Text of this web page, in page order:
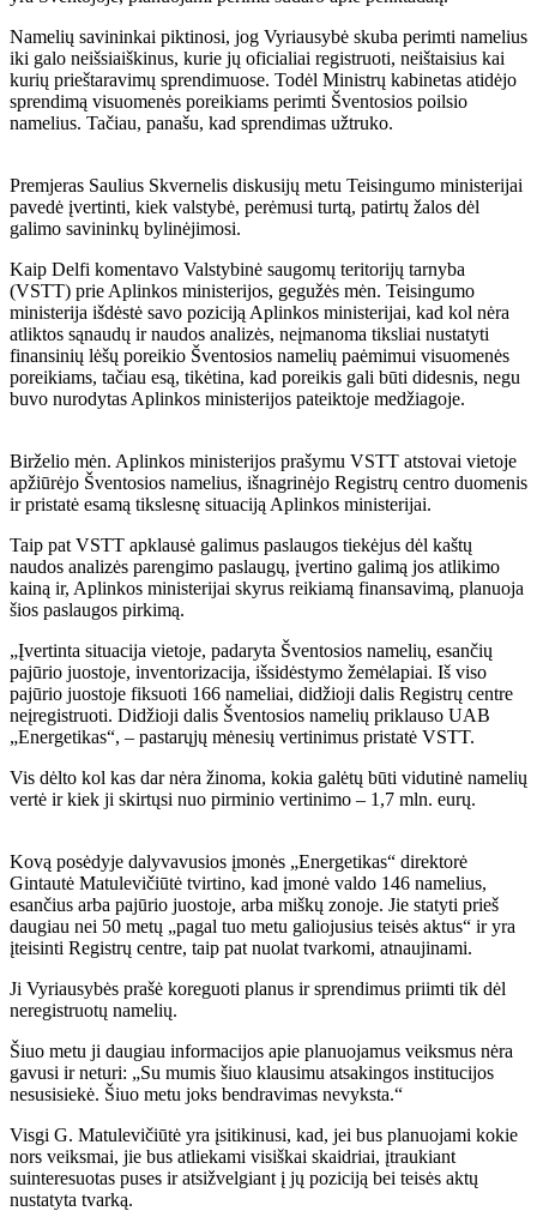
Namelių savininkai piktinosi, jog Vyriausybė skuba perimti namelius
iki galo neišsiaiškinus, kurie jų oficialiai registruoti, neištaisius kai
kurių prieštaravimų sprendimuose. Todėl Ministrų kabinetas atidėjo
sprendimą visuomenės poreikiams perimti Šventosios poilsio
namelius. Tačiau, panašu, kad sprendimas užtruko.
Premjeras Saulius Skvernelis diskusijų metu Teisingumo ministerijai
pavedė įvertinti, kiek valstybė, perėmusi turtą, patirtų žalos dėl
galimo savininkų bylinėjimosi.
Kaip Delfi komentavo Valstybinė saugomų teritorijų tarnyba
(VSTT) prie Aplinkos ministerijos, gegužės mėn. Teisingumo
ministerija išdėstė savo poziciją Aplinkos ministerijai, kad kol nėra
atliktos sąnaudų ir naudos analizės, neįmanoma tiksliai nustatyti
finansinių lėšų poreikio Šventosios namelių paėmimui visuomenės
poreikiams, tačiau esą, tikėtina, kad poreikis gali būti didesnis, negu
buvo nurodytas Aplinkos ministerijos pateiktoje medžiagoje.
Birželio mėn. Aplinkos ministerijos prašymu VSTT atstovai vietoje
apžiūrėjo Šventosios namelius, išnagrinėjo Registrų centro duomenis
ir pristatė esamą tikslesnę situaciją Aplinkos ministerijai.
Taip pat VSTT apklausė galimus paslaugos tiekėjus dėl kaštų
naudos analizės parengimo paslaugų, įvertino galimą jos atlikimo
kainą ir, Aplinkos ministerijai skyrus reikiamą finansavimą, planuoja
šios paslaugos pirkimą.
„Įvertinta situacija vietoje, padaryta Šventosios namelių, esančių
pajūrio juostoje, inventorizacija, išsidėstymo žemėlapiai. Iš viso
pajūrio juostoje fiksuoti 166 nameliai, didžioji dalis Registrų centre
neįregistruoti. Didžioji dalis Šventosios namelių priklauso UAB
„Energetikas“, – pastarųjų mėnesių vertinimus pristatė VSTT.
Vis dėlto kol kas dar nėra žinoma, kokia galėtų būti vidutinė namelių
vertė ir kiek ji skirtųsi nuo pirminio vertinimo – 1,7 mln. eurų.
Kovą posėdyje dalyvavusios įmonės „Energetikas“ direktorė
Gintautė Matulevičiūtė tvirtino, kad įmonė valdo 146 namelius,
esančius arba pajūrio juostoje, arba miškų zonoje. Jie statyti prieš
daugiau nei 50 metų „pagal tuo metu galiojusius teisės aktus“ ir yra
įteisinti Registrų centre, taip pat nuolat tvarkomi, atnaujinami.
Ji Vyriausybės prašė koreguoti planus ir sprendimus priimti tik dėl
neregistruotų namelių.
Šiuo metu ji daugiau informacijos apie planuojamus veiksmus nėra
gavusi ir neturi: „Su mumis šiuo klausimu atsakingos institucijos
nesusisiekė. Šiuo metu joks bendravimas nevyksta.“
Visgi G. Matulevičiūtė yra įsitikinusi, kad, jei bus planuojami kokie
nors veiksmai, jie bus atliekami visiškai skaidriai, įtraukiant
suinteresuotas puses ir atsižvelgiant į jų poziciją bei teisės aktų
nustatyta tvarką.